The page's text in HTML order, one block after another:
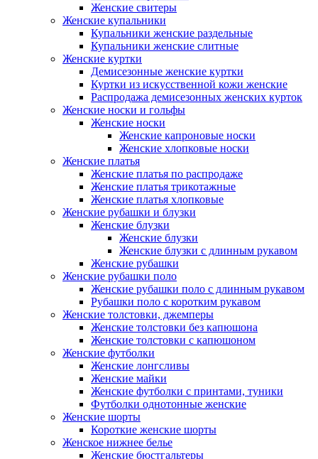
Женские свитеры
Женские купальники
Купальники женские раздельные
Купальники женские слитные
Женские куртки
Демисезонные женские куртки
Куртки из искусственной кожи женские
Распродажа демисезонных женских курток
Женские носки и гольфы
Женские носки
Женские капроновые носки
Женские хлопковые носки
Женские платья
Женские платья по распродаже
Женские платья трикотажные
Женские платья хлопковые
Женские рубашки и блузки
Женские блузки
Женские блузки
Женские блузки с длинным рукавом
Женские рубашки
Женские рубашки поло
Женские рубашки поло с длинным рукавом
Рубашки поло с коротким рукавом
Женские толстовки, джемперы
Женские толстовки без капюшона
Женские толстовки с капюшоном
Женские футболки
Женские лонгсливы
Женские майки
Женские футболки с принтами, туники
Футболки однотонные женские
Женские шорты
Короткие женские шорты
Женское нижнее белье
Женские бюстгальтеры